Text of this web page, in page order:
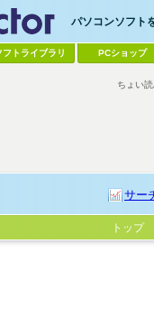
パソコンソフト
フトライブラリ PCショップ
サー
ちょい
トップ